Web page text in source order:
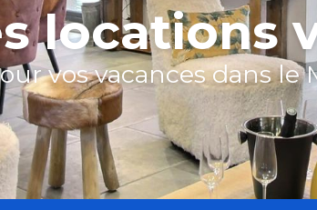
locations
vos vacances dans le